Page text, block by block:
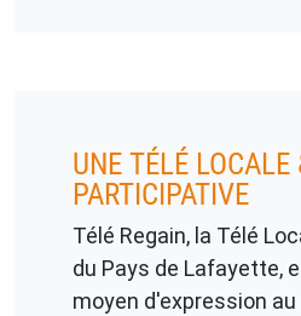
UNE TÉLÉ LOCALE
PARTICIPATIVE
Télé Regain, la Télé
du Pays de Lafayette,
moyen d'expression